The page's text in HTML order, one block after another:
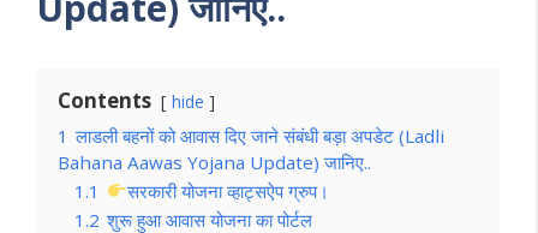
Contents hide
1 लाडली बहनों को आवास दिए जाने संबंधी बड़ा अपडेट (Ladli
Bahana Aawas Yojana Update) जानिए..
1.1
सरकारी योजना व्हाट्सऐप ग्रुप।
1.2 शुरू हुआ आवास योजना का पोर्टल